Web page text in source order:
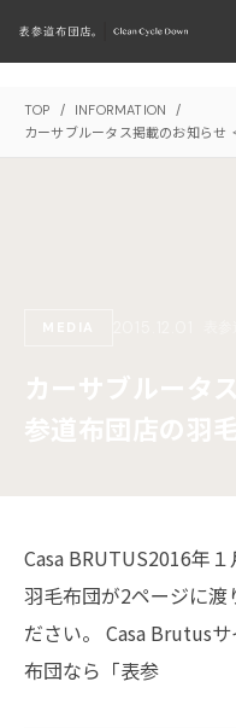
TOP / INFORMATION
/
カーサブルータス掲載のお知らせ
Casa BRUTUS2016年
羽毛布団が2ページに渡
ださい。 Casa Brutus
布団なら「表参